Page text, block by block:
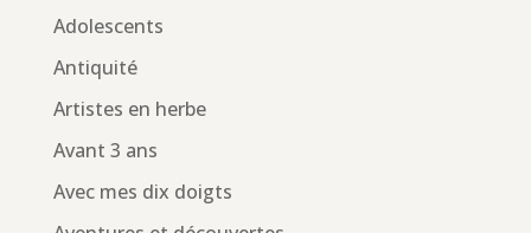
Adolescents
Antiquité
Artistes en herbe
Avant 3 ans
Avec mes dix doigts